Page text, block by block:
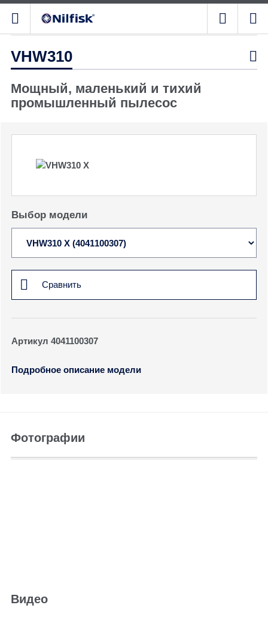
VHW310 
Мощный, маленький и тихий
промышленный пылесос
Выбор модели
Сравнить
Артикул 4041100307
Подробное описание модели
Фотографии
Видео